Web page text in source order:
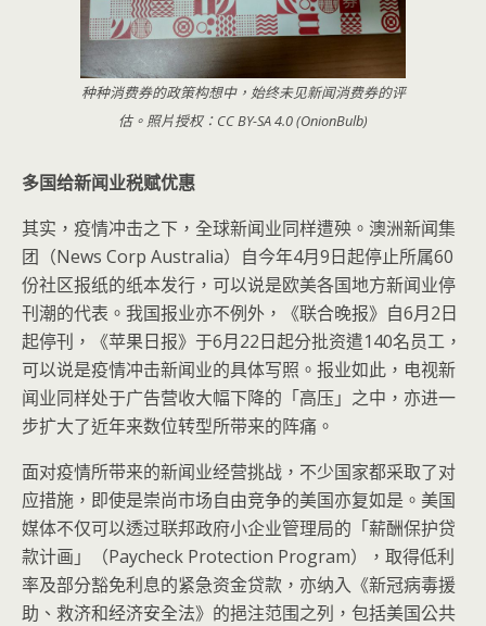
种种消费券的政策构想中，始终未见新闻消费券的评
估。照片授权：CC BY-SA 4.0 (OnionBulb)
多国给新闻业税赋优惠
其实，疫情冲击之下，全球新闻业同样遭殃。澳洲新闻集
团（News Corp Australia）自今年4月9日起停止所属60
份社区报纸的纸本发行，可以说是欧美各国地方新闻业停
刊潮的代表。我国报业亦不例外，《联合晚报》自6月2日
起停刊，《苹果日报》于6月22日起分批资遣140名员工，
可以说是疫情冲击新闻业的具体写照。报业如此，电视新
闻业同样处于广告营收大幅下降的「高压」之中，亦进一
步扩大了近年来数位转型所带来的阵痛。
面对疫情所带来的新闻业经营挑战，不少国家都采取了对
应措施，即使是崇尚市场自由竞争的美国亦复如是。美国
媒体不仅可以透过联邦政府小企业管理局的「薪酬保护贷
款计画」（Paycheck Protection Program），取得低利
率及部分豁免利息的紧急资金贷款，亦纳入《新冠病毒援
助、救济和经济安全法》的挹注范围之列，包括美国公共